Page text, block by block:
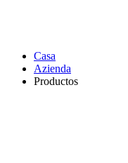
Casa
Azienda
Productos